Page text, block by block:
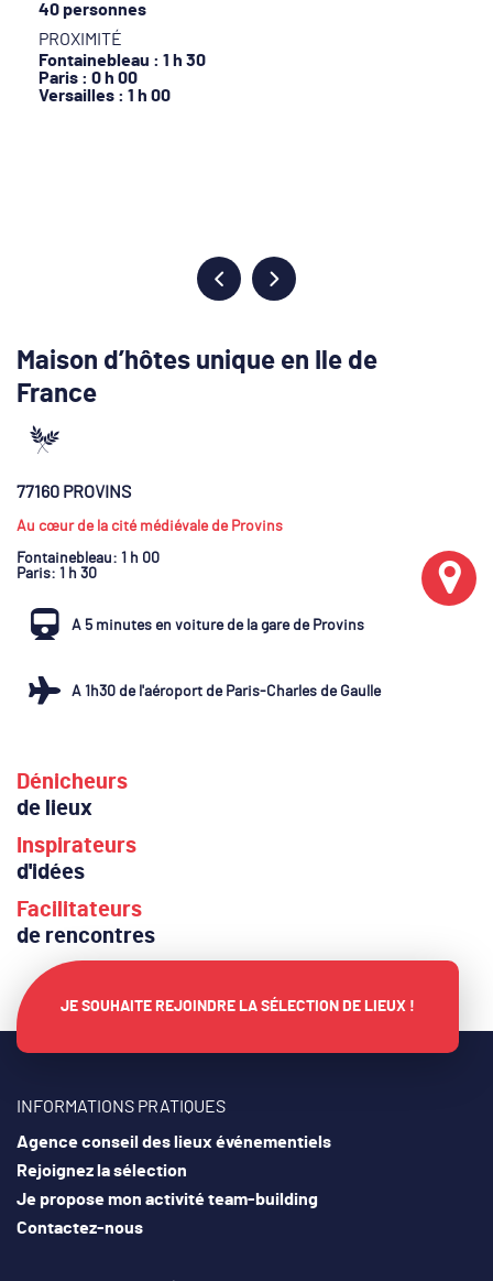
40 personnes
PROXIMITÉ
Fontainebleau : 1 h 30
Paris : 0 h 00
Versailles : 1 h 00
Maison d’hôtes unique en Ile de
France
77160 PROVINS
Au cœur de la cité médiévale de Provins
Fontainebleau: 1 h 00
Paris: 1 h 30
A 5 minutes en voiture de la gare de Provins
A 1h30 de l'aéroport de Paris-Charles de Gaulle
Dénicheurs
de lieux
Inspirateurs
d'idées
Facilitateurs
de rencontres
JE SOUHAITE REJOINDRE LA SÉLECTION DE LIEUX !
INFORMATIONS PRATIQUES
Agence conseil des lieux événementiels
Rejoignez la sélection
Je propose mon activité team-building
Contactez-nous